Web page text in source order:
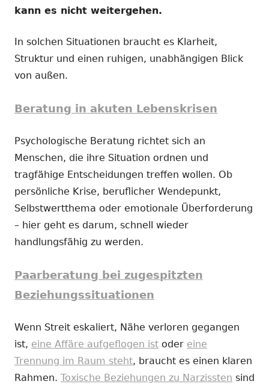
kann es nicht weitergehen.
In solchen Situationen braucht es Klarheit,
Struktur und einen ruhigen, unabhängigen Blick
von außen.
Beratung in akuten Lebenskrisen
Psychologische Beratung richtet sich an
Menschen, die ihre Situation ordnen und
tragfähige Entscheidungen treffen wollen. Ob
persönliche Krise, beruflicher Wendepunkt,
Selbstwertthema oder emotionale Überforderung
– hier geht es darum, schnell wieder
handlungsfähig zu werden.
Paarberatung bei zugespitzten
Beziehungssituationen
Wenn Streit eskaliert, Nähe verloren gegangen
ist, eine Affäre aufgeflogen ist oder eine
Trennung im Raum steht, braucht es einen klaren
Rahmen. Toxische Beziehungen zu Narzissten sind